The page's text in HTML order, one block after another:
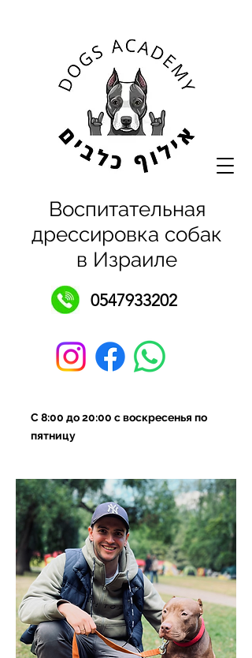
Воспитательная
дрессировка собак
в Израиле
C 8:00 до 20:00 с воскресенья по
пятницу
0547933202